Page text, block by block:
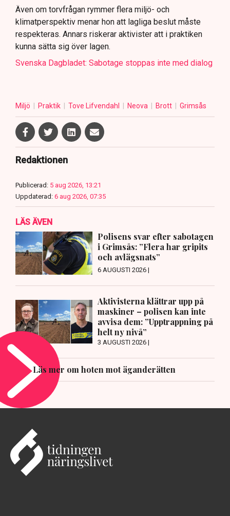
Även om torvfrågan rymmer flera miljö- och
klimatperspektiv menar hon att lagliga beslut måste
respekteras. Annars riskerar aktivister att i praktiken
kunna sätta sig över lagen.
Svenska Dagbladet: Sabotage stoppas inte med dialog
Miljö Praktik Tove Lifvendahl Neova Brott Grimsås
Redaktionen
Publicerad: 5 aug 2026, 13:21
Uppdaterad: 6 aug 2026, 07:35
LÄS ÄVEN
Polisens svar efter sabotagen
i Grimsås: ”Flera har gripits
och avlägsnats”
6 AUGUSTI 2026 |
Aktivisterna klättrar upp på
maskiner – polisen kan inte
avvisa dem: ”Upptrappning på
helt ny nivå”
3 AUGUSTI 2026 |
Läs mer om hoten mot äganderätten